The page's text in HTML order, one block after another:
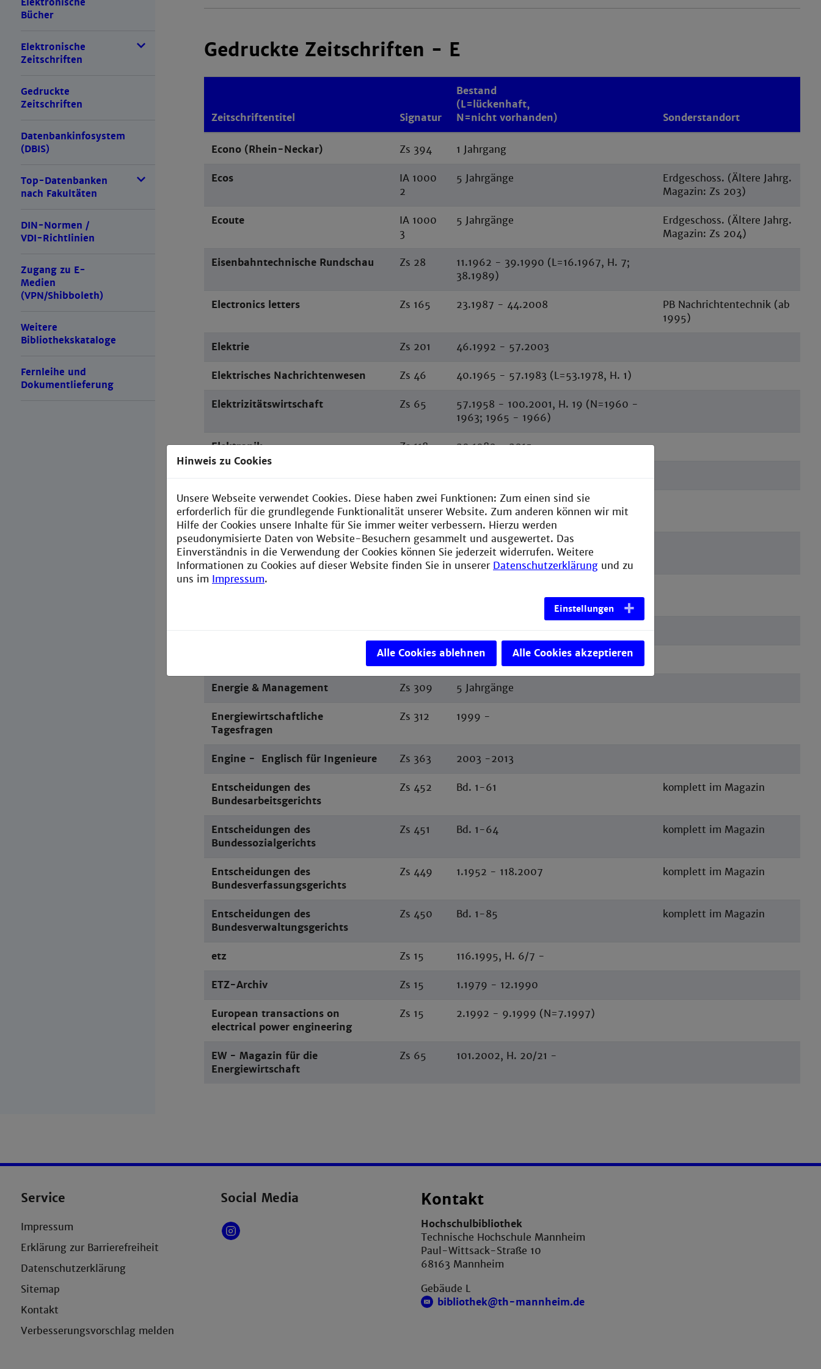
Bücher
Elektronische
Zeitschriften
Gedruckte
Zeitschriften
Datenbankinfosystem
(DBIS)
Top-Datenbanken
nach Fakultäten
DIN-Normen /
VDI-Richtlinien
Zugang zu E-
Medien
(VPN/Shibboleth)
Weitere
Bibliothekskataloge
Fernleihe und
Dokumentlieferung
Gedruckte Zeitschriften - E
Zeitschriftentitel Signatur
Bestand
(L=lückenhaft,
N=nicht vorhanden)
Sonderstandort
Econo (Rhein-Neckar) Zs 394 1 Jahrgang
Ecos
IA 1000
2
5 Jahrgänge
Erdgeschoss. (Ältere Jahrg.
Magazin: Zs 203)
Ecoute
IA 1000
3
5 Jahrgänge
Erdgeschoss. (Ältere Jahrg.
Magazin: Zs 204)
Eisenbahntechnische Rundschau Zs 28
11.1962 - 39.1990 (L=16.1967, H. 7;
38.1989)
Electronics letters Zs 165 23.1987 - 44.2008
PB Nachrichtentechnik (ab
1995)
Elektrie Zs 201 46.1992 - 57.2003
Elektrisches Nachrichtenwesen Zs 46 40.1965 - 57.1983 (L=53.1978, H. 1)
Elektrizitätswirtschaft Zs 65
57.1958 - 100.2001, H. 19 (N=1960 -
1963; 1965 - 1966)
Elektronik Zs 118 29.1980 - 2015
Elektronische Rechenanlagen mit
Computer-Praxis
Zs 2 16.1974, H. 6 - 26.1984
Elektrotechnik &
Informationstechnik
Zs 184 105.1988 - 2015
Elektrotechnische Zeitschrift
100.1979 - 116.1995, H. 5
Zs 15 4.1952 - 30.1978 (N=5.1953)
Energie & Management Zs 309 5 Jahrgänge
Energiewirtschaftliche
Tagesfragen
Zs 312 1999 -
Engine - Englisch für Ingenieure Zs 363 2003 -2013
Entscheidungen des
Bundesarbeitsgerichts
Zs 452 Bd. 1-61 komplett im Magazin
Entscheidungen des
Bundessozialgerichts
Zs 451 Bd. 1-64 komplett im Magazin
Entscheidungen des
Bundesverfassungsgerichts
Zs 449 1.1952 - 118.2007 komplett im Magazin
Entscheidungen des
Bundesverwaltungsgerichts
Zs 450 Bd. 1-85 komplett im Magazin
etz Zs 15 116.1995, H. 6/7 -
ETZ-Archiv Zs 15 1.1979 - 12.1990
European transactions on
electrical power engineering
Zs 15 2.1992 - 9.1999 (N=7.1997)
EW - Magazin für die
Energiewirtschaft
Zs 65 101.2002, H. 20/21 -
Service
Impressum
Erklärung zur Barrierefreiheit
Datenschutzerklärung
Sitemap
Kontakt
Verbesserungsvorschlag melden
Social Media Kontakt
Hochschulbibliothek
Technische Hochschule Mannheim
Paul-Wittsack-Straße 10
68163 Mannheim
Gebäude L
bibliothek@th-mannheim.de
Hinweis zu Cookies
Unsere Webseite verwendet Cookies. Diese haben zwei Funktionen: Zum einen sind sie
erforderlich für die grundlegende Funktionalität unserer Website. Zum anderen können wir mit
Hilfe der Cookies unsere Inhalte für Sie immer weiter verbessern. Hierzu werden
pseudonymisierte Daten von Website-Besuchern gesammelt und ausgewertet. Das
Einverständnis in die Verwendung der Cookies können Sie jederzeit widerrufen. Weitere
Informationen zu Cookies auf dieser Website finden Sie in unserer Datenschutzerklärung und zu
uns im Impressum.
Einstellungen
Alle Cookies ablehnen Alle Cookies akzeptieren